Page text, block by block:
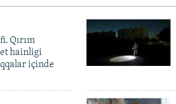
Qırım
hainligi
içinde